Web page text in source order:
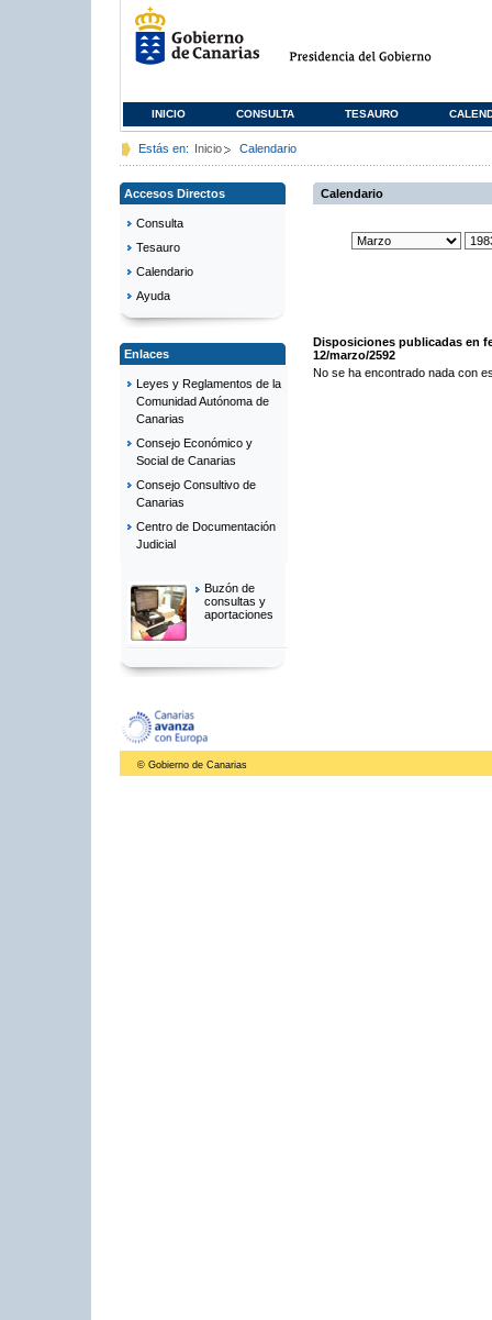
INICIO CONSULTA TESAURO
Estás en: Inicio Calendario
Accesos Directos
Consulta
Tesauro
Calendario
Ayuda
Enlaces
Leyes y Reglamentos de la
Comunidad Autónoma de
Canarias
Consejo Económico y
Social de Canarias
Consejo Consultivo de
Canarias
Centro de Documentación
Judicial
Buzón de
consultas y
aportaciones
Calendario
Disposiciones publicadas en
12/marzo/2592
No se ha encontrado nada con
© Gobierno de Canarias